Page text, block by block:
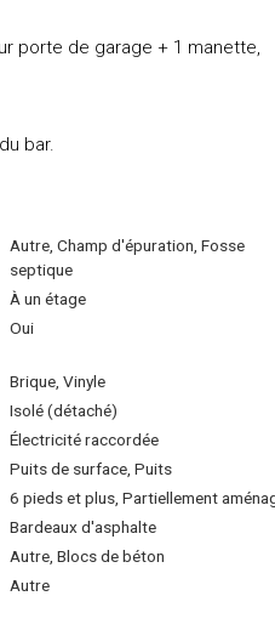
porte de garage + 1 manette,
bar.
Autre, Champ d'épuration, Fosse
septique
À un étage
Oui
Brique, Vinyle
Isolé (détaché)
Électricité raccordée
Puits de surface, Puits
6 pieds et plus, Partiellement
Bardeaux d'asphalte
Autre, Blocs de béton
Autre